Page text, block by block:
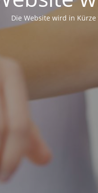
Die Website wird in